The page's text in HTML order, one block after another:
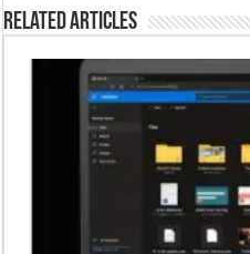
Related Articles